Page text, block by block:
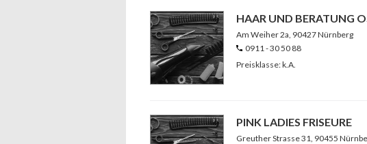
HAAR UND BERATUNG
Am Weiher 2a, 90427 Nürnberg
0911 - 30 50 88
Preisklasse: k.A.
PINK LADIES FRISEURE
Greuther Strasse 31, 90455